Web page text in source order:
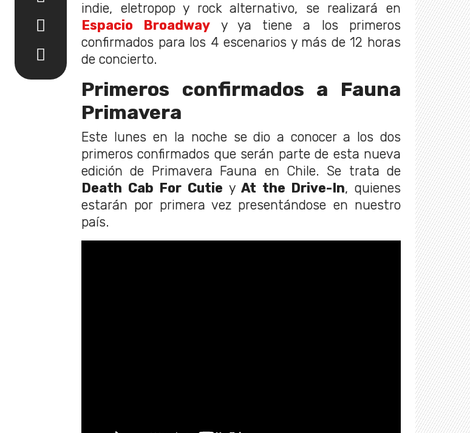
indie, eletropop y rock alternativo, se realizará en
Espacio Broadway
y ya tiene a los primeros
confirmados para los 4 escenarios y más de 12 horas
de concierto.
Primeros confirmados a Fauna
Primavera
Este lunes en la noche se dio a conocer a los dos
primeros confirmados que serán parte de esta nueva
edición de Primavera Fauna en Chile. Se trata de
Death Cab For Cutie yAt the Drive-In, quienes
estarán por primera vez presentándose en nuestro
país.